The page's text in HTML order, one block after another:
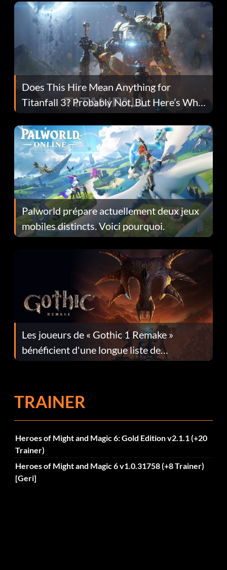
Does This Hire Mean Anything for
Titanfall 3? Probably Not, But Here’s Why
Fans Are Hopeful
Palworld prépare actuellement deux jeux
mobiles distincts. Voici pourquoi.
Les joueurs de « Gothic 1 Remake »
bénéficient d'une longue liste de
corrections dans la mise à jour 1.0.4
TRAINER
Heroes of Might and Magic 6: Gold Edition v2.1.1 (+20
Trainer)
Heroes of Might and Magic 6 v1.0.31758 (+8 Trainer)
[Geri]